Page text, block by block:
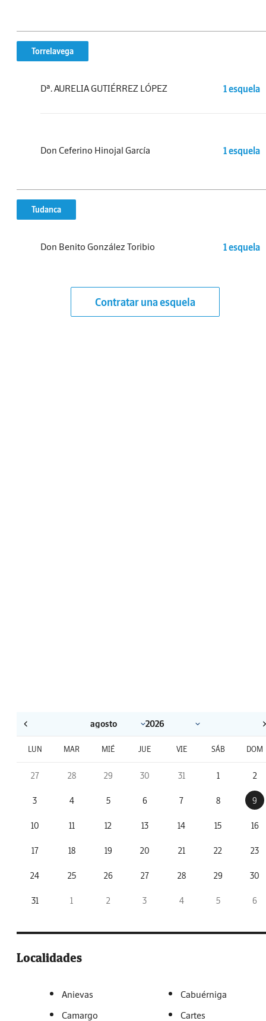
Torrelavega
Dª. AURELIA GUTIÉRREZ LÓPEZ 1 esquela
Don Ceferino Hinojal García 1 esquela
Tudanca
Don Benito González Toribio 1 esquela
Contratar una esquela
LUN MAR MIÉ JUE VIE SÁB DOM
27 28 29 30 31 1 2
3 4 5 6 7 8 9
10 11 12 13 14 15 16
17 18 19 20 21 22 23
24 25 26 27 28 29 30
31 1 2 3 4 5 6
Localidades
Anievas
Cabuérniga
Camargo
Cartes